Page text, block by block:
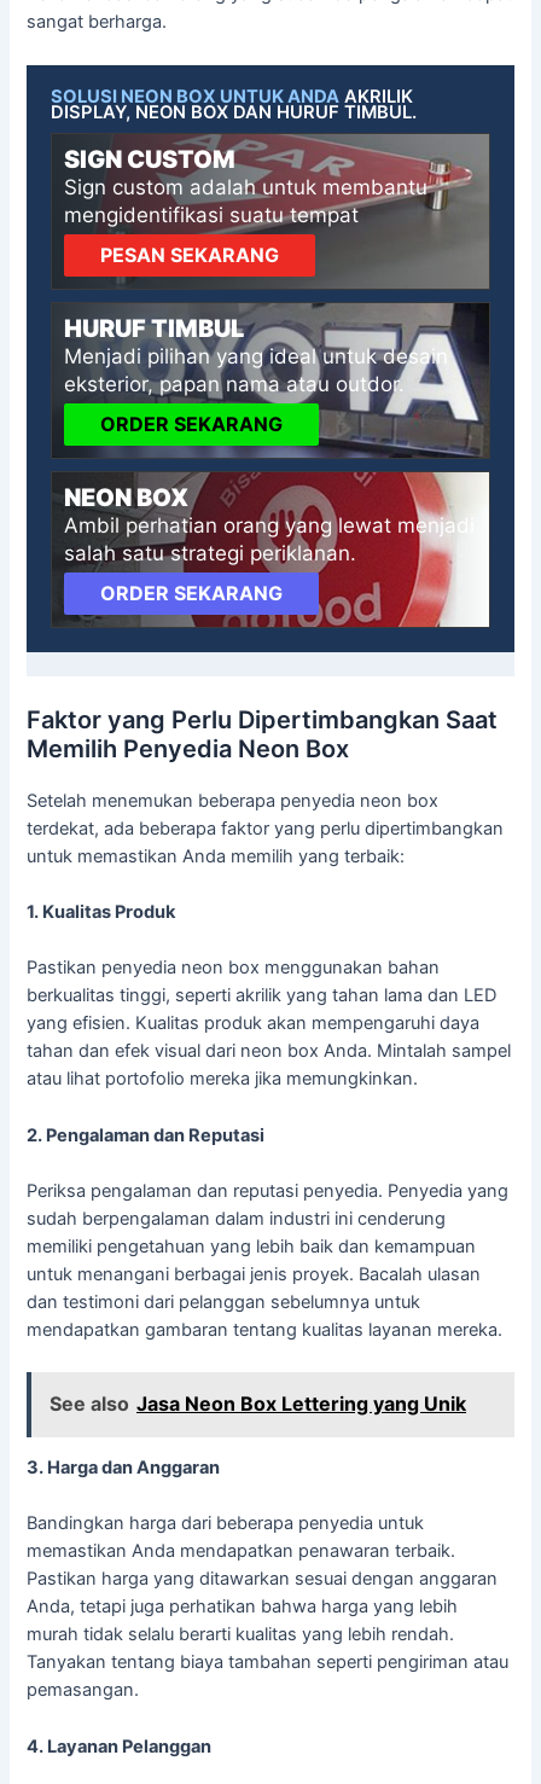
sangat berharga.
SOLUSI NEON BOX UNTUK ANDA AKRILIK
DISPLAY, NEON BOX DAN HURUF TIMBUL.
SIGN CUSTOM
Sign custom adalah untuk membantu
mengidentifikasi suatu tempat
PESAN SEKARANG
HURUF TIMBUL
Menjadi pilihan yang ideal untuk desain
eksterior, papan nama atau outdor.
ORDER SEKARANG
NEON BOX
Ambil perhatian orang yang lewat menjadi
salah satu strategi periklanan.
ORDER SEKARANG
Faktor yang Perlu Dipertimbangkan Saat
Memilih Penyedia Neon Box
Setelah menemukan beberapa penyedia neon box
terdekat, ada beberapa faktor yang perlu dipertimbangkan
untuk memastikan Anda memilih yang terbaik:
1. Kualitas Produk
Pastikan penyedia neon box menggunakan bahan
berkualitas tinggi, seperti akrilik yang tahan lama dan LED
yang efisien. Kualitas produk akan mempengaruhi daya
tahan dan efek visual dari neon box Anda. Mintalah sampel
atau lihat portofolio mereka jika memungkinkan.
2. Pengalaman dan Reputasi
Periksa pengalaman dan reputasi penyedia. Penyedia yang
sudah berpengalaman dalam industri ini cenderung
memiliki pengetahuan yang lebih baik dan kemampuan
untuk menangani berbagai jenis proyek. Bacalah ulasan
dan testimoni dari pelanggan sebelumnya untuk
mendapatkan gambaran tentang kualitas layanan mereka.
See also Jasa Neon Box Lettering yang Unik
3. Harga dan Anggaran
Bandingkan harga dari beberapa penyedia untuk
memastikan Anda mendapatkan penawaran terbaik.
Pastikan harga yang ditawarkan sesuai dengan anggaran
Anda, tetapi juga perhatikan bahwa harga yang lebih
murah tidak selalu berarti kualitas yang lebih rendah.
Tanyakan tentang biaya tambahan seperti pengiriman atau
pemasangan.
4. Layanan Pelanggan